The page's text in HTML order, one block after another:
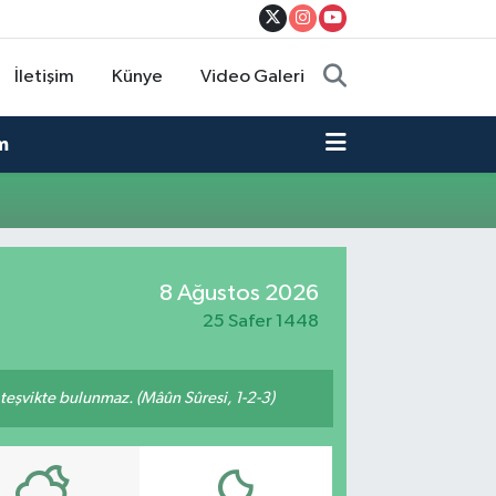
İletişim Künye Video Galeri
8 Ağustos 2026
25 Safer 1448
bulunmaz. (Mâûn Sûresi, 1-2-3)